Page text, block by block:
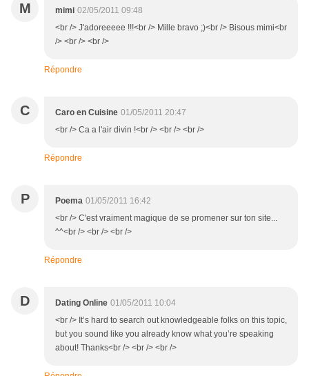
M mimi 02/05/2011 09:48
<br /> J'adoreeeee !!!<br /> Mille bravo ;)<br /> Bisous mimi<br
/> <br /> <br />
Répondre
C Caro en Cuisine 01/05/2011 20:47
<br /> Ca a l'air divin !<br /> <br /> <br />
Répondre
P Poema 01/05/2011 16:42
<br /> C'est vraiment magique de se promener sur ton site...
^^<br /> <br /> <br />
Répondre
D Dating Online 01/05/2011 10:04
<br /> It’s hard to search out knowledgeable folks on this topic,
but you sound like you already know what you’re speaking
about! Thanks<br /> <br /> <br />